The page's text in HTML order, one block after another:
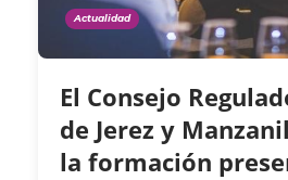
Actualidad
El Consejo
de Jerez y
la formación